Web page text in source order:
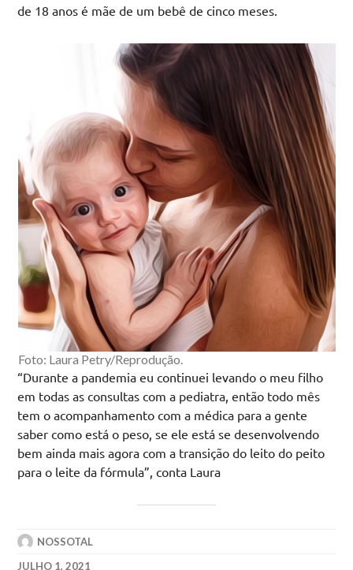
de 18 anos é mãe de um bebê de cinco meses.
Foto: Laura Petry/Reprodução.
“Durante a pandemia eu continuei levando o meu filho
em todas as consultas com a pediatra, então todo mês
tem o acompanhamento com a médica para a gente
saber como está o peso, se ele está se desenvolvendo
bem ainda mais agora com a transição do leito do peito
para o leite da fórmula”, conta Laura
NOSSOTAL
JULHO 1, 2021